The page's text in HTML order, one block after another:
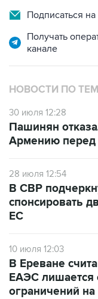
Подписаться
Получать
канале
НОВОСТИ ПО
30 июля 12:28
Пашинян
Армению
28 июля 12:54
В СВР
спонсировать
ЕС
10 июля 12:03
В Ереване
ЕАЭС лишается
ограничений